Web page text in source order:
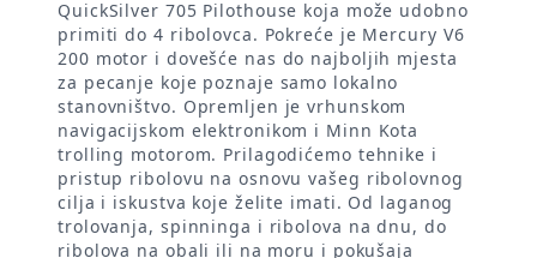
QuickSilver 705 Pilothouse koja može udobno
primiti do 4 ribolovca. Pokreće je Mercury V6
200 motor i dovešće nas do najboljih mjesta
za pecanje koje poznaje samo lokalno
stanovništvo. Opremljen je vrhunskom
navigacijskom elektronikom i Minn Kota
trolling motorom. Prilagodićemo tehnike i
pristup ribolovu na osnovu vašeg ribolovnog
cilja i iskustva koje želite imati. Od laganog
trolovanja, spinninga i ribolova na dnu, do
ribolova na obali ili na moru i pokušaja